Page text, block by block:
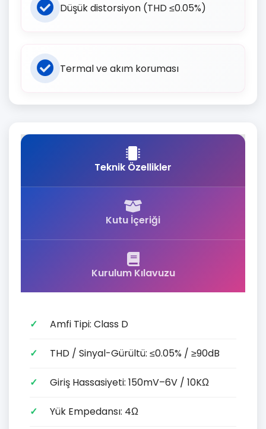
Düşük distorsiyon (THD ≤0.05%)
Termal ve akım koruması
Teknik Özellikler
Kutu İçeriği
Kurulum Kılavuzu
Amfi Tipi: Class D
THD / Sinyal-Gürültü: ≤0.05% / ≥90dB
Giriş Hassasiyeti: 150mV–6V / 10KΩ
Yük Empedansı: 4Ω